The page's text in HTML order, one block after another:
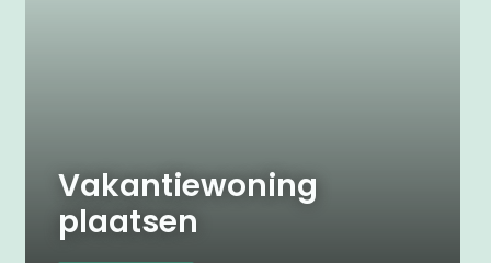
Vakantiewoning
plaatsen